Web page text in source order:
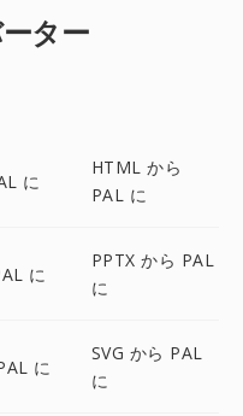
ター
に
HTML から
PAL に
に
PPTX から PAL
に
に
SVG から PAL
に